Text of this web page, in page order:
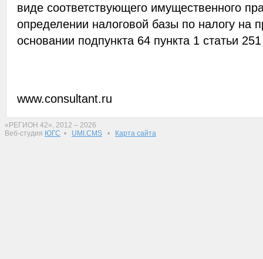
виде соответствующего имущественного
определении налоговой базы по налогу на
основании подпункта 64 пункта 1 статьи
www.consultant.ru
«РЕГИОН 42», 2012 – 2026
Веб-студия ЮГС • UMI.CMS • Карта сайта